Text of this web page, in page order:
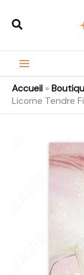
Rechercher
Accueil »
Licorne Tendre